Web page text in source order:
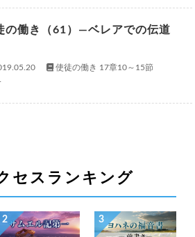
の働き（61）―ベレアでの伝道
使徒の働き 17章10～15節
セスランキング
2 3